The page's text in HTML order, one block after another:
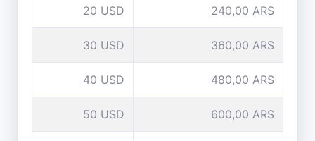
20 USD 240,00 ARS
30 USD 360,00 ARS
40 USD 480,00 ARS
50 USD 600,00 ARS